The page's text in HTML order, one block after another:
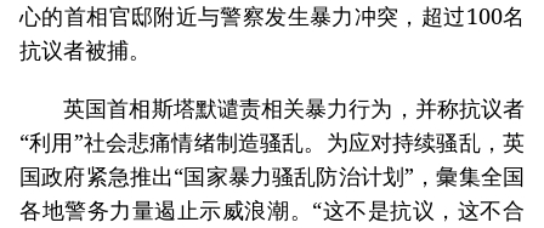
心的首相官邸附近与警察发生暴力冲突，超过100名
抗议者被捕。
英国首相斯塔默谴责相关暴力行为，并称抗议者
“利用”社会悲痛情绪制造骚乱。为应对持续骚乱，英
国政府紧急推出“国家暴力骚乱防治计划”，彙集全国
各地警务力量遏止示威浪潮。“这不是抗议，这不合